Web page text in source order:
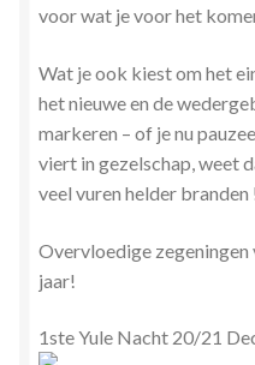
voor wat je voor het
Wat je ook kiest om het
het nieuwe en de
markeren – of je nu
viert in gezelschap, weet
veel vuren helder branden
Overvloedige
jaar!
1ste Yule Nacht 20/21